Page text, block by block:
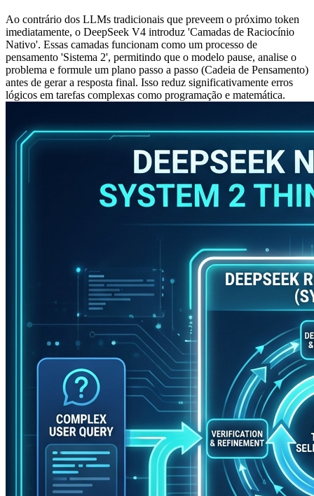
Ao contrário dos LLMs tradicionais que preveem o próximo token
imediatamente, o DeepSeek V4 introduz 'Camadas de Raciocínio
Nativo'. Essas camadas funcionam como um processo de
pensamento 'Sistema 2', permitindo que o modelo pause, analise o
problema e formule um plano passo a passo (Cadeia de Pensamento)
antes de gerar a resposta final. Isso reduz significativamente erros
lógicos em tarefas complexas como programação e matemática.